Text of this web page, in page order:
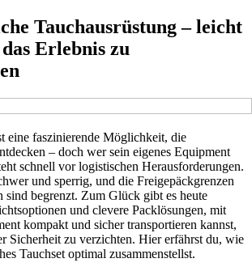
Tauchausrüstung – leicht
Erlebnis zu
eine faszinierende Möglichkeit, die
– doch wer sein eigenes Equipment
schnell vor logistischen Herausforderungen.
und sperrig, und die Freigepäckgrenzen
sind begrenzt. Zum Glück gibt es heute
und clevere Packlösungen, mit
kompakt und sicher transportieren kannst,
Sicherheit zu verzichten. Hier erfährst du, wie
Tauchset optimal zusammenstellst.